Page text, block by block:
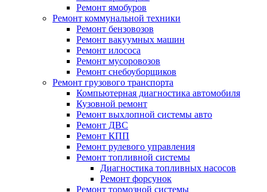
Ремонт ямобуров
Ремонт коммунальной техники
Ремонт бензовозов
Ремонт вакуумных машин
Ремонт илососа
Ремонт мусоровозов
Ремонт снебоуборщиков
Ремонт грузового транспорта
Компьютерная диагностика автомобиля
Кузовной ремонт
Ремонт выхлопной системы авто
Ремонт ДВС
Ремонт КПП
Ремонт рулевого управления
Ремонт топливной системы
Диагностика топливных насосов
Ремонт форсунок
Ремонт тормозной системы